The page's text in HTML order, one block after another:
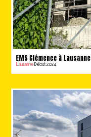
EMS Clémence à Lausanne
LausanneDébut 2024